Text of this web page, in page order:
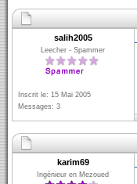
salih2005
Leecher - Spammer
Inscrit le: 15 Mai 2005
Messages: 3
karim69
Ingénieur en Mezoued